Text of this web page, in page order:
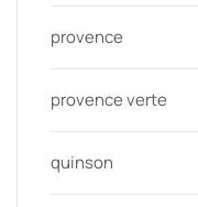
provence
provence verte
quinson